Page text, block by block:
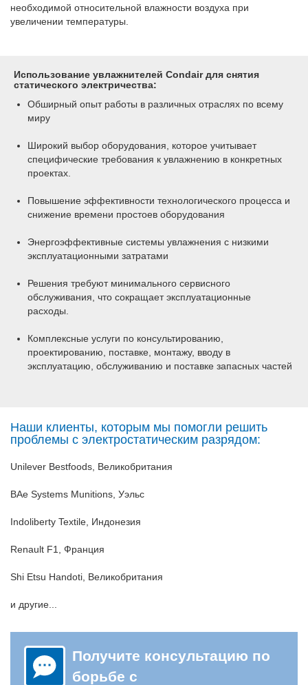
необходимой относительной влажности воздуха при
увеличении температуры.
Использование увлажнителей Condair для снятия
статического электричества:
Обширный опыт работы в различных отраслях по всему
миру
Широкий выбор оборудования, которое учитывает
специфические требования к увлажнению в конкретных
проектах.
Повышение эффективности технологического процесса и
снижение времени простоев оборудования
Энергоэффективные системы увлажнения с низкими
эксплуатационными затратами
Решения требуют минимального сервисного
обслуживания, что сокращает эксплуатационные
расходы.
Комплексные услуги по консультированию,
проектированию, поставке, монтажу, вводу в
эксплуатацию, обслуживанию и поставке запасных частей
Наши клиенты, которым мы помогли решить
проблемы с электростатическим разрядом:
Unilever Bestfoods, Великобритания
BAe Systems Munitions, Уэльс
Indoliberty Textile, Индонезия
Renault F1, Франция
Shi Etsu Handoti, Великобритания
и другие...
Получите консультацию по
борьбе с